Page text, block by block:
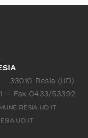
33010 Resia (UD)
– Fax 0433/53392